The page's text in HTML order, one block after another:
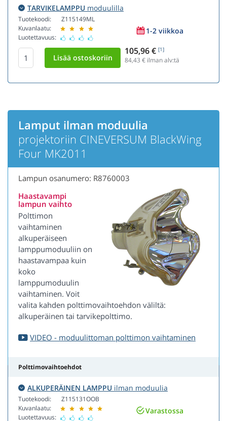
TARVIKELAMPPU moduulilla
Tuotekoodi:
Kuvanlaatu:
Luotettavuus:
Z115149ML
1-2 viikkoa
105,96 € [1]
84,43 € ilman alv:tä
Lamput ilman moduulia
projektoriin CINEVERSUM BlackWing
Four MK2011
Lampun osanumero: R8760003
Haastavampi
lampun vaihto
Polttimon
vaihtaminen
alkuperäiseen
lamppumoduuliin on
haastavampaa kuin
koko
lamppumoduulin
vaihtaminen. Voit
valita kahden polttimovaihtoehdon väliltä:
alkuperäinen tai tarvikepolttimo.
VIDEO - moduulittoman polttimon vaihtaminen
Polttimovaihtoehdot
ALKUPERÄINEN LAMPPU ilman moduulia
Tuotekoodi:
Kuvanlaatu:
Luotettavuus:
Z115131OOB
Varastossa